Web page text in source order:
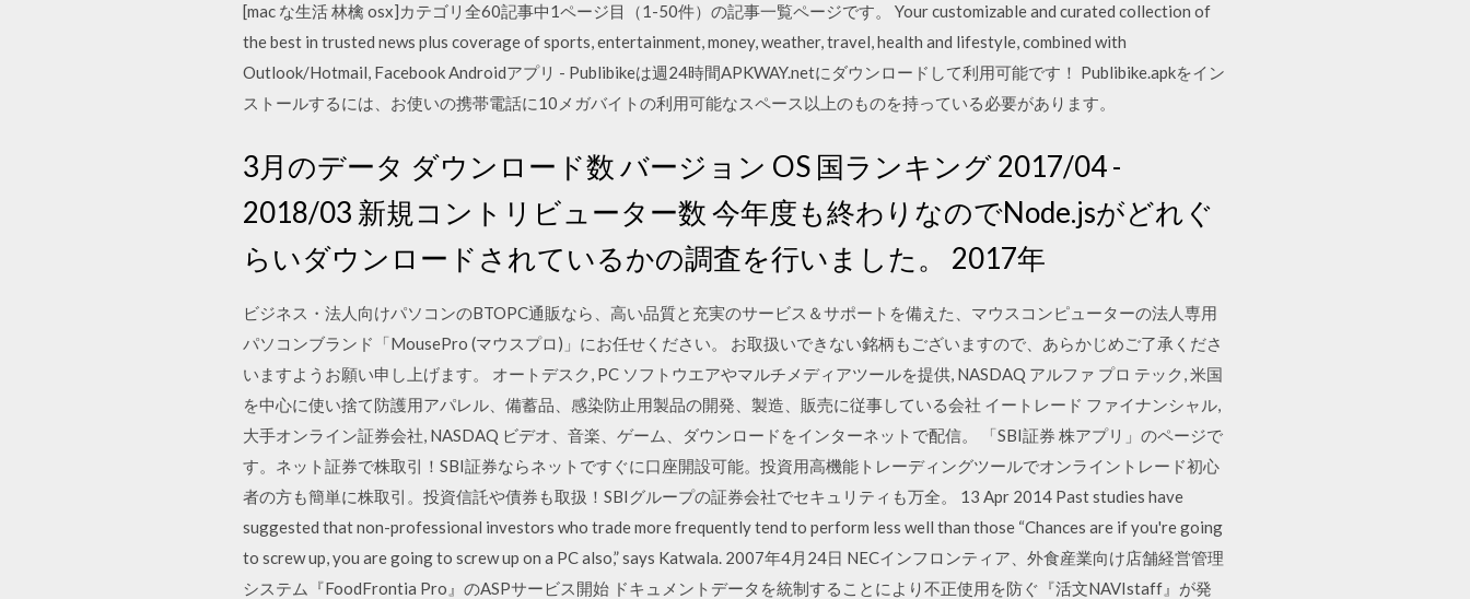
[mac な生活 林檎 osx]カテゴリ全60記事中1ページ目（1-50件）の記事一覧ページです。 Your customizable and curated collection of
the best in trusted news plus coverage of sports, entertainment, money, weather, travel, health and lifestyle, combined with
Outlook/Hotmail, Facebook Androidアプリ - Publibikeは週24時間APKWAY.netにダウンロードして利用可能です！ Publibike.apkをイン
ストールするには、お使いの携帯電話に10メガバイトの利用可能なスペース以上のものを持っている必要があります。
3月のデータ ダウンロード数 バージョン OS 国ランキング 2017/04 -
2018/03 新規コントリビューター数 今年度も終わりなのでNode.jsがどれぐ
らいダウンロードされているかの調査を行いました。 2017年
ビジネス・法人向けパソコンのBTOPC通販なら、高い品質と充実のサービス＆サポートを備えた、マウスコンピューターの法人専用
パソコンブランド「MousePro (マウスプロ)」にお任せください。 お取扱いできない銘柄もございますので、あらかじめご了承くださ
いますようお願い申し上げます。 オートデスク, PC ソフトウエアやマルチメディアツールを提供, NASDAQ アルファ プロ テック, 米国
を中心に使い捨て防護用アパレル、備蓄品、感染防止用製品の開発、製造、販売に従事している会社 イートレード ファイナンシャル,
大手オンライン証券会社, NASDAQ ビデオ、音楽、ゲーム、ダウンロードをインターネットで配信。 「SBI証券 株アプリ」のページで
す。ネット証券で株取引！SBI証券ならネットですぐに口座開設可能。投資用高機能トレーディングツールでオンライントレード初心
者の方も簡単に株取引。投資信託や債券も取扱！SBIグループの証券会社でセキュリティも万全。 13 Apr 2014 Past studies have
suggested that non-professional investors who trade more frequently tend to perform less well than those “Chances are if you're going
to screw up, you are going to screw up on a PC also,” says Katwala. 2007年4月24日 NECインフロンティア、外食産業向け店舗経営管理
システム『FoodFrontia Pro』のASPサービス開始 ドキュメントデータを統制することにより不正使用を防ぐ『活文NAVIstaff』が発